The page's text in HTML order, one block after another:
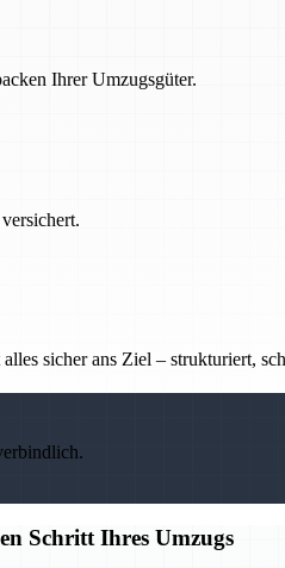
Ihrer Umzugsgüter.
sicher ans Ziel – strukturiert,
Schritt Ihres Umzugs